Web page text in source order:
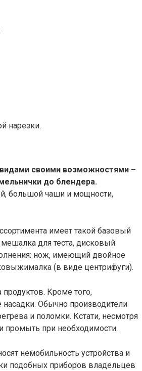
нарезки.
своими возможностями –
до блендера.
большой чаши и мощности,
имеет такой базовый
для теста, дисковый
нож, имеющий двойное
(в виде центрифуги).
продуктов. Кроме того,
Обычно производители
и поломки. Кстати, несмотря
промыть при необходимости.
немобильность устройства и
подобных приборов владельцев